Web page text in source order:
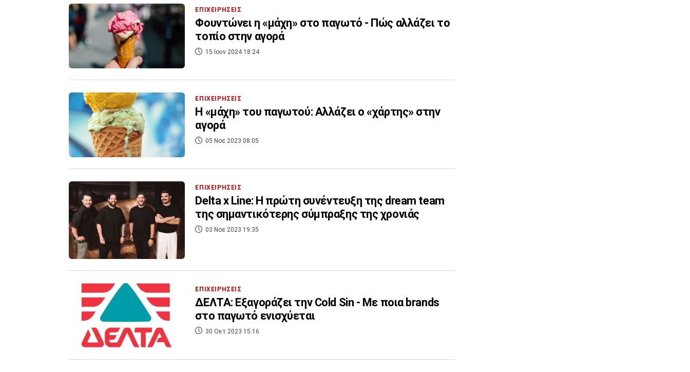
ΕΠΙΧΕΙΡΗΣΕΙΣ
Φουντώνει η «μάχη» στο παγωτό - Πώς αλλάζει το
τοπίο στην αγορά
15 Ιουν 2024 18:24
ΕΠΙΧΕΙΡΗΣΕΙΣ
Η «μάχη» του παγωτού: Αλλάζει ο «χάρτης» στην
αγορά
05 Νοε 2023 08:05
ΕΠΙΧΕΙΡΗΣΕΙΣ
Delta x Line: Η πρώτη συνέντευξη της dream team
της σημαντικότερης σύμπραξης της χρονιάς
03 Νοε 2023 19:35
ΕΠΙΧΕΙΡΗΣΕΙΣ
ΔΕΛΤΑ: Εξαγοράζει την Cold Sin - Με ποια brands
στο παγωτό ενισχύεται
30 Οκτ 2023 15:16